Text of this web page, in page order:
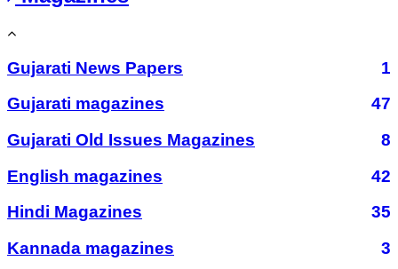
Gujarati News Papers
1
Gujarati magazines
47
Gujarati Old Issues Magazines
8
English magazines
42
Hindi Magazines
35
Kannada magazines
3